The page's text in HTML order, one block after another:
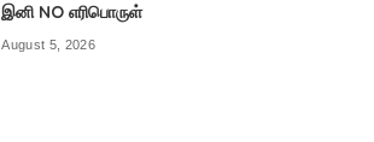
இனி NO எரிபொருள்
August 5, 2026